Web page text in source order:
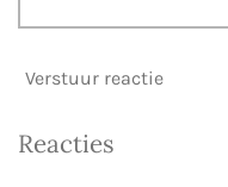
Verstuur reactie
Reacties